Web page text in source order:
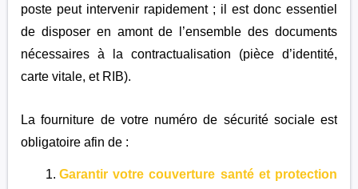
poste peut intervenir rapidement ; il est donc essentiel
de disposer en amont de l’ensemble des documents
nécessaires à la contractualisation (pièce d’identité,
carte vitale, et RIB).
La fourniture de votre numéro de sécurité sociale est
obligatoire afin de :
Garantir votre couverture santé et protection